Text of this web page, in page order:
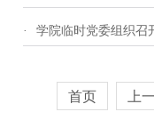
· 学院临时党委组织召
首页 上